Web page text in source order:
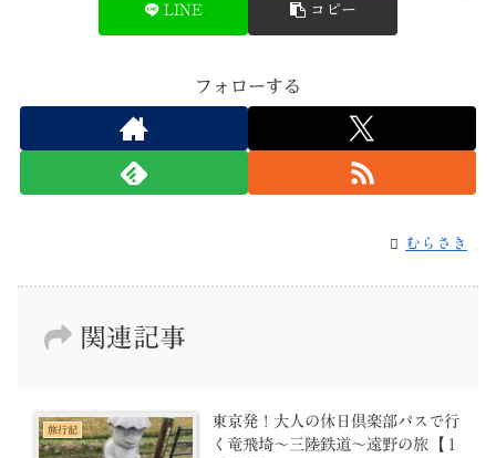
LINE コピー
フォローする
むらさき
関連記事
旅行記
東京発！大人の休日倶楽部パスで行
く竜飛埼～三陸鉄道～遠野の旅【１